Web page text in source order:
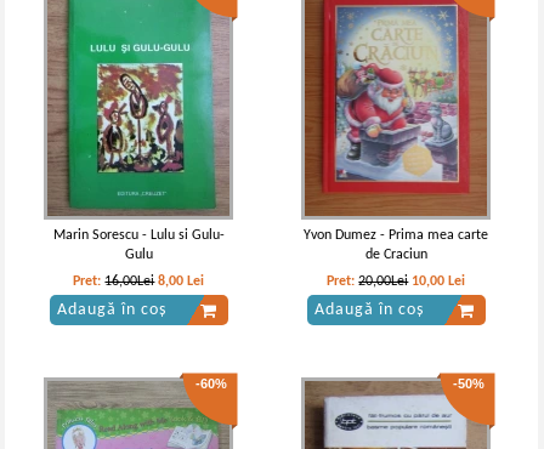
Marin Sorescu - Lulu si Gulu-
Gulu
Pret:16,00Lei 8,00 Lei
Adaugă în coș
Yvon Dumez - Prima mea carte
de Craciun
Pret:20,00Lei 10,00 Lei
Adaugă în coș
-60% -50%